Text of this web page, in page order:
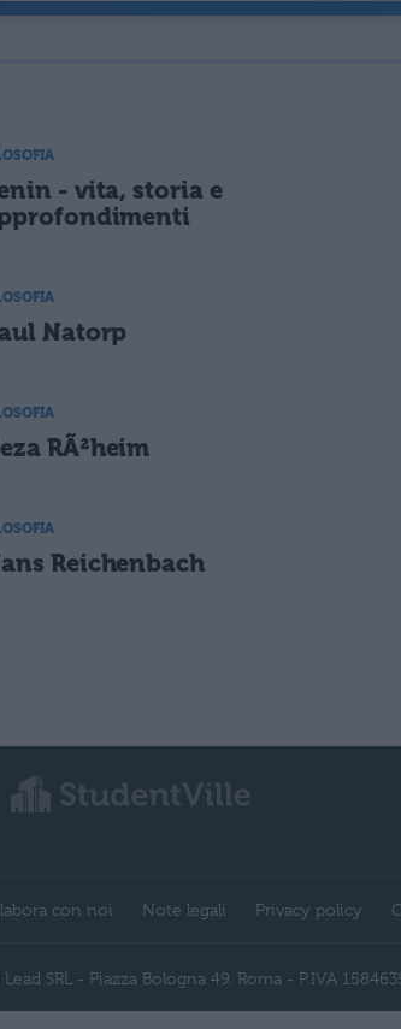
- vita, storia e
Natorp
RÃ²heim
Reichenbach
con noi Note legali Privacy policy
SRL - Piazza Bologna 49, Roma - P.IVA